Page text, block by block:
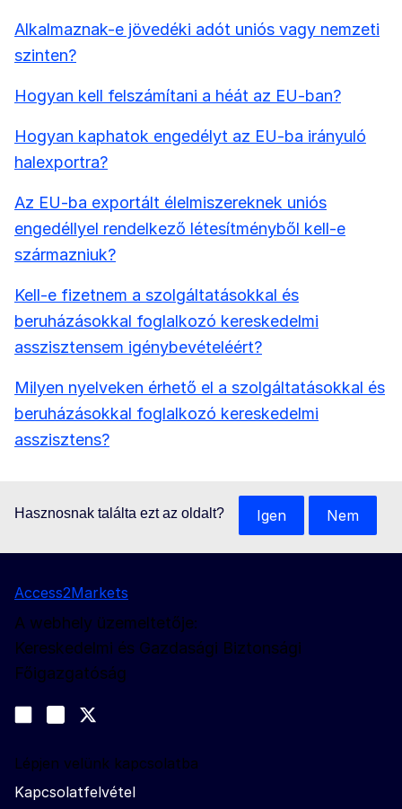
Alkalmaznak-e jövedéki adót uniós vagy nemzeti
szinten?
Hogyan kell felszámítani a héát az EU-ban?
Hogyan kaphatok engedélyt az EU-ba irányuló
halexportra?
Az EU-ba exportált élelmiszereknek uniós
engedéllyel rendelkező létesítményből kell-e
származniuk?
Kell-e fizetnem a szolgáltatásokkal és
beruházásokkal foglalkozó kereskedelmi
asszisztensem igénybevételéért?
Milyen nyelveken érhető el a szolgáltatásokkal és
beruházásokkal foglalkozó kereskedelmi
asszisztens?
Hasznosnak találta ezt az oldalt? Igen Nem
Access2Markets
A webhely üzemeltetője:
Kereskedelmi és Gazdasági Biztonsági
Főigazgatóság
Join us on LinkedIn
Trade-Off podcast
Lépjen velünk kapcsolatba
Kapcsolatfelvétel